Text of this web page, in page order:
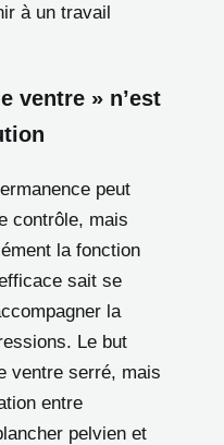
à un travail
ventre » n’est
peut
contrôle, mais
la fonction
sait se
la
Le but
ventre serré, mais
entre
pelvien et